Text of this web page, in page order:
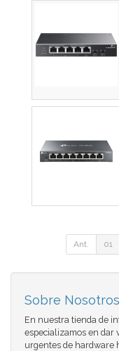
Ant. 01
Sobre Nosotros
En nuestra tienda de
especializamos en dar
urgentes de hardware